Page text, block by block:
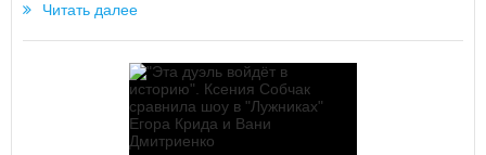
Читать далее